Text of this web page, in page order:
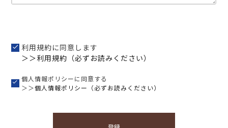
利用規約に同意します
＞＞利用規約（必ずお読みください）
個人情報ポリシーに同意する
＞＞個人情報ポリシー（必ずお読みください）